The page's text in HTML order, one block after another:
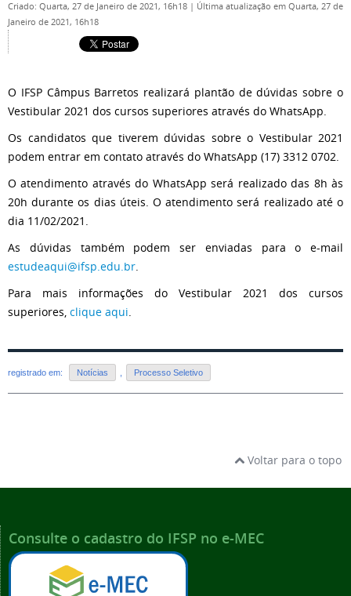
Criado: Quarta, 27 de Janeiro de 2021, 16h18 | Última atualização em Quarta, 27 de
Janeiro de 2021, 16h18
O IFSP Câmpus Barretos realizará plantão de dúvidas sobre o
Vestibular 2021 dos cursos superiores através do WhatsApp.
Os candidatos que tiverem dúvidas sobre o Vestibular 2021
podem entrar em contato através do WhatsApp (17) 3312 0702.
O atendimento através do WhatsApp será realizado das 8h às
20h durante os dias úteis. O atendimento será realizado até o
dia 11/02/2021.
As dúvidas também podem ser enviadas para o e-mail
estudeaqui@ifsp.edu.br.
Para mais informações do Vestibular 2021 dos cursos
superiores, clique aqui.
registrado em: Notícias Processo Seletivo
Voltar para o topo
Consulte o cadastro do IFSP no e-MEC